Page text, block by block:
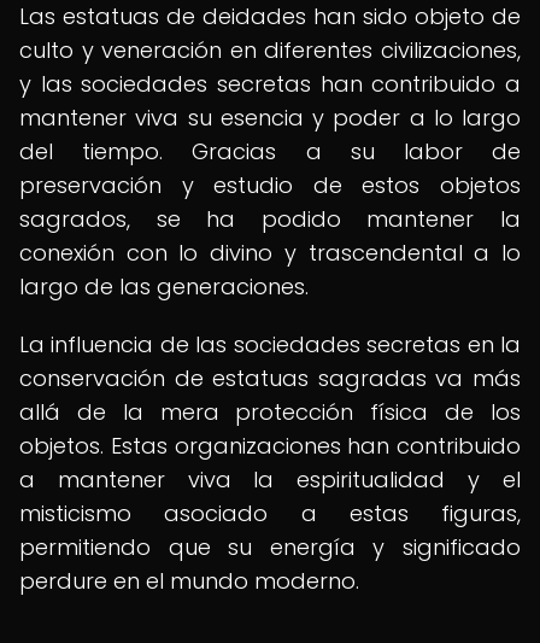
Las estatuas de deidades han sido objeto de
culto y veneración en diferentes civilizaciones,
y las sociedades secretas han contribuido a
mantener viva su esencia y poder a lo largo
del tiempo. Gracias a su labor de
preservación y estudio de estos objetos
sagrados, se ha podido mantener la
conexión con lo divino y trascendental a lo
largo de las generaciones.
La influencia de las sociedades secretas en la
conservación de estatuas sagradas va más
allá de la mera protección física de los
objetos. Estas organizaciones han contribuido
a mantener viva la espiritualidad y el
misticismo asociado a estas figuras,
permitiendo que su energía y significado
perdure en el mundo moderno.